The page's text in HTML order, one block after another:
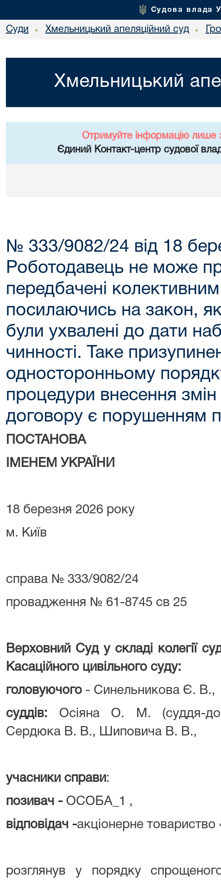
Судова влада
Суди • Хмельницький апеляційний суд •
Хмельницький
Отримуйте інформацію лише
Єдиний Контакт-центр судової
№ 333/9082/24 від 18
Роботодавець не може
передбачені
посилаючись на закон,
були ухвалені до дати
чинності. Таке
односторонньому
процедури внесення
договору є порушенням
ПОСТАНОВА
ІМЕНЕМ УКРАЇНИ
18 березня 2026 року
м. Київ
справа № 333/9082/24
провадження № 61-8745 св 25
Верховний Суд у складі колегії
Касаційного цивільного суду:
головуючого - Синельникова Є. В.,
суддів: Осіяна О. М. (суддя-
Сердюка В. В., Шиповича В. В.,
учасники справи:
позивач - ОСОБА_1 ,
відповідач -акціонерне товариство
розглянув у порядку